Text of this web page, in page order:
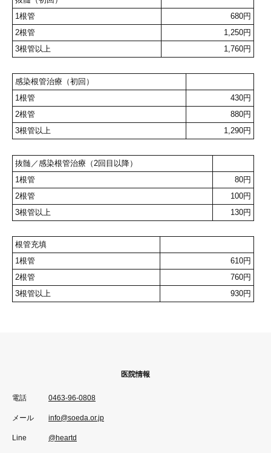
1根管
680円
2根管
1,250円
3根管以上
1,760円
感染根管治療（初回）
1根管
430円
2根管
880円
3根管以上
1,290円
抜髄／感染根管治療（2回目以降）
1根管
80円
2根管
100円
3根管以上
130円
根管充填
1根管
610円
2根管
760円
3根管以上
930円
医院情報
電話 0463-96-0808
メール info@soeda.or.jp
Line @heartd